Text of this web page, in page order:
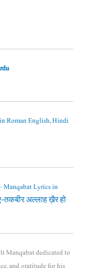
Roman English, Hindi
Manqabat Lyrics in
तकबीर अल्लाह ख़ैर हो
Manqabat dedicated to